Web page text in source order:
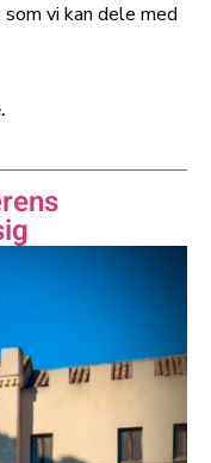
vi kan dele med